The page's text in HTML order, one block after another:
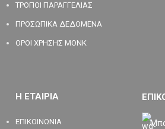
ΤΡΟΠΟΙ ΠΑΡΑΓΓΕΛΙΑΣ
ΠΡΟΣΩΠΙΚΑ ΔΕΔΟΜΕΝΑ
ΟΡΟΙ ΧΡΗΣΗΣ MONK
Η ΕΤΑΙΡΙΑ
ΕΠΙΚΟΙΝΩΝΙΑ